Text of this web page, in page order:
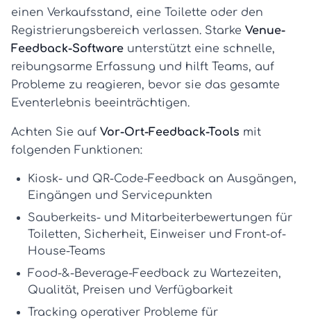
einen Verkaufsstand, eine Toilette oder den
Registrierungsbereich verlassen. Starke Venue-
Feedback-Software unterstützt eine schnelle,
reibungsarme Erfassung und hilft Teams, auf
Probleme zu reagieren, bevor sie das gesamte
Eventerlebnis beeinträchtigen.
Achten Sie auf Vor-Ort-Feedback-Tools mit
folgenden Funktionen:
Kiosk- und QR-Code-Feedback an Ausgängen,
Eingängen und Servicepunkten
Sauberkeits- und Mitarbeiterbewertungen für
Toiletten, Sicherheit, Einweiser und Front-of-
House-Teams
Food-&-Beverage-Feedback zu Wartezeiten,
Qualität, Preisen und Verfügbarkeit
Tracking operativer Probleme für